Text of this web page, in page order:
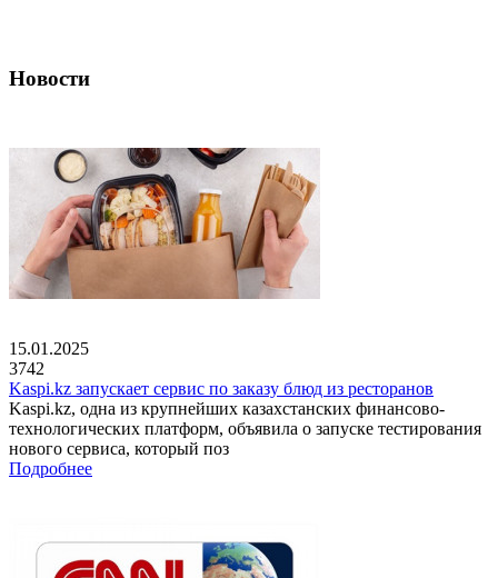
Новости
15.01.2025
3742
Kaspi.kz запускает сервис по заказу блюд из ресторанов
Kaspi.kz, одна из крупнейших казахстанских финансово-
технологических платформ, объявила о запуске тестирования
нового сервиса, который поз
Подробнее